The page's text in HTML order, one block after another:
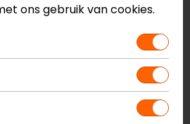
te hard om krassen te
helm op een veilige plek, bij
om krassen te
ons gebruik van cookies.